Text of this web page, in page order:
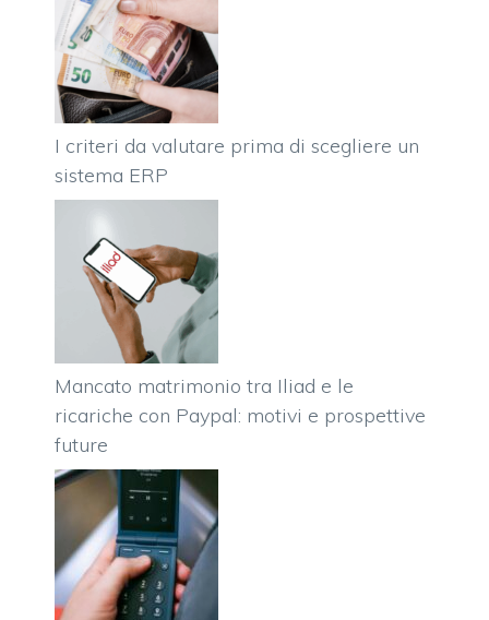
I criteri da valutare prima di scegliere un
sistema ERP
Mancato matrimonio tra Iliad e le
ricariche con Paypal: motivi e prospettive
future